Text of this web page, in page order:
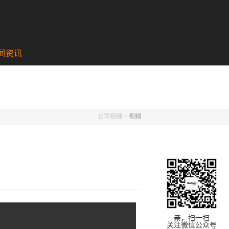
资讯
公司视频 > 视频
亲，扫一扫
关注微信公众号